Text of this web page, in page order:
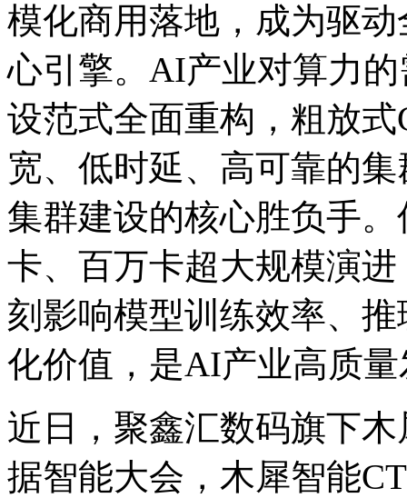
模化商用落地，成为
心引擎。AI产业对算力的
设范式全面重构，粗放
宽、低时延、高可靠
集群建设的核心胜负手
卡、百万卡超大规模演进
刻影响模型训练效率
化价值，是AI产业高质
近日，聚鑫汇数码旗下
据智能大会，木犀智能